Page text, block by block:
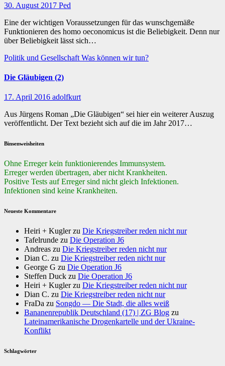
30. August 2017 Ped
Eine der wichtigen Voraussetzungen für das wunschgemäße
Funktionieren des homo oeconomicus ist die Beliebigkeit. Denn nur
über Beliebigkeit lässt sich…
Politik und Gesellschaft Was können wir tun?
Die Gläubigen (2)
17. April 2016 adolfkurt
Aus Jürgens Roman „Die Gläubigen“ sei hier ein weiterer Auszug
veröffentlicht. Der Text bezieht sich auf die im Jahr 2017…
Binsenweisheiten
Ohne Erreger kein funktionierendes Immunsystem.
Erreger werden übertragen, aber nicht Krankheiten.
Positive Tests auf Erreger sind nicht gleich Infektionen.
Infektionen sind keine Krankheiten.
Neueste Kommentare
Heiri + Kuglerzu Die Kriegstreiber reden nicht nur
Tafelrunde zu Die Operation J6
Andreas zu Die Kriegstreiber reden nicht nur
Dian C. zu Die Kriegstreiber reden nicht nur
George G zu Die Operation J6
Steffen Duck zu Die Operation J6
Heiri + Kuglerzu Die Kriegstreiber reden nicht nur
Dian C. zu Die Kriegstreiber reden nicht nur
FraDa zu Songdo — Die Stadt, die alles weiß
Bananenrepublik Deutschland (17) | ZG Blog zu
Lateinamerikanische Drogenkartelle und der Ukraine-
Konflikt
Schlagwörter